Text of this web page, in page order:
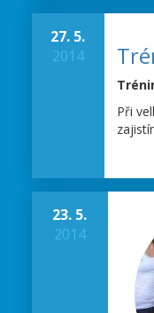
27. 5.
2014
Při
23. 5.
2014